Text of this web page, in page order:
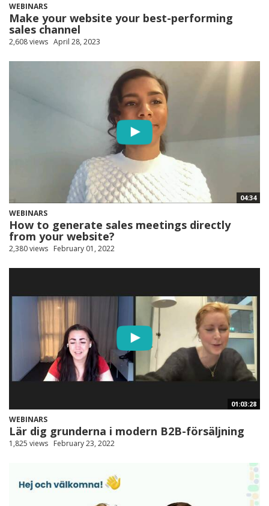
WEBINARS
Make your website your best-performing
sales channel
2,608 views April 28, 2023
04:34
WEBINARS
How to generate sales meetings directly
from your website?
2,380 views February 01, 2022
01:03:28
WEBINARS
Lär dig grunderna i modern B2B-försäljning
1,825 views February 23, 2022